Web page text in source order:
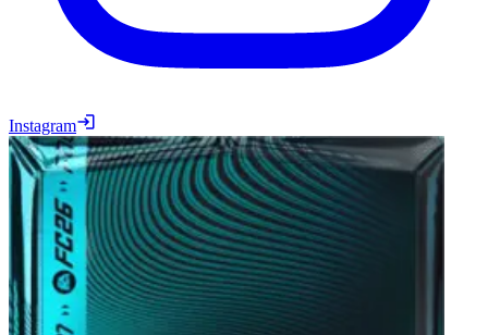
Instagram